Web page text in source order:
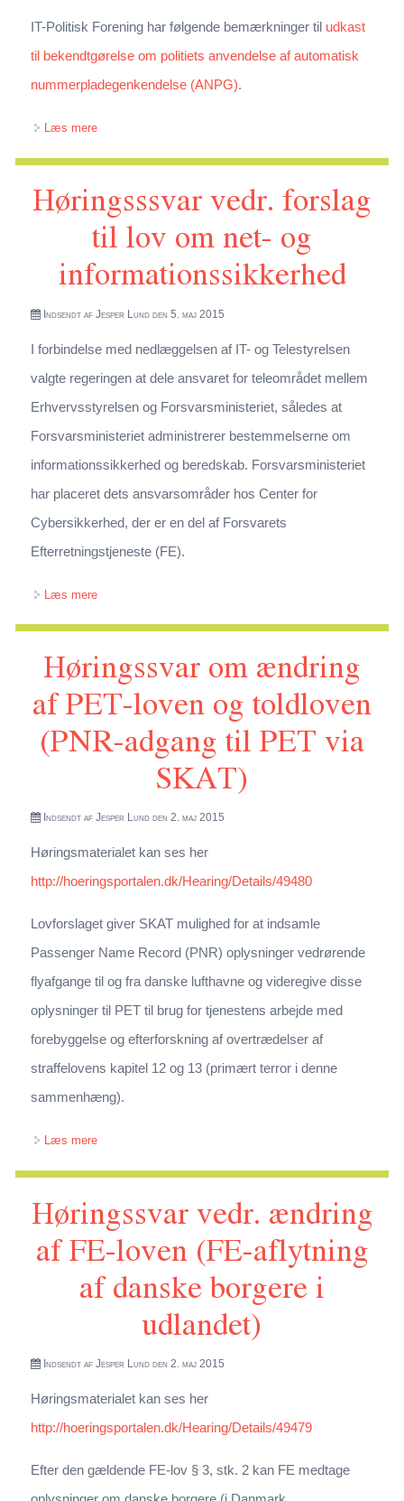
IT-Politisk Forening har følgende bemærkninger til udkast
til bekendtgørelse om politiets anvendelse af automatisk
nummerpladegenkendelse (ANPG).
Læs mereom Høringssvar om udkast til bekendtgørelse om politiets
anvendelse af automatisk nummerpladegenkendelse
Høringsssvar vedr. forslag
til lov om net- og
informationssikkerhed
Indsendt af Jesper Lundden 5. maj 2015
I forbindelse med nedlæggelsen af IT- og Telestyrelsen
valgte regeringen at dele ansvaret for teleområdet mellem
Erhvervsstyrelsen og Forsvarsministeriet, således at
Forsvarsministeriet administrerer bestemmelserne om
informationssikkerhed og beredskab. Forsvarsministeriet
har placeret dets ansvarsområder hos Center for
Cybersikkerhed, der er en del af Forsvarets
Efterretningstjeneste (FE).
Læs mereom Høringsssvar vedr. forslag til lov om net- og
informationssikkerhed
Høringssvar om ændring
af PET-loven og toldloven
(PNR-adgang til PET via
SKAT)
Indsendt af Jesper Lundden 2. maj 2015
Høringsmaterialet kan ses her
http://hoeringsportalen.dk/Hearing/Details/49480
Lovforslaget giver SKAT mulighed for at indsamle
Passenger Name Record (PNR) oplysninger vedrørende
flyafgange til og fra danske lufthavne og videregive disse
oplysninger til PET til brug for tjenestens arbejde med
forebyggelse og efterforskning af overtrædelser af
straffelovens kapitel 12 og 13 (primært terror i denne
sammenhæng).
Læs mereom Høringssvar om ændring af PET-loven og toldloven
(PNR-adgang til PET via SKAT)
Høringssvar vedr. ændring
af FE-loven (FE-aflytning
af danske borgere i
udlandet)
Indsendt af Jesper Lundden 2. maj 2015
Høringsmaterialet kan ses her
http://hoeringsportalen.dk/Hearing/Details/49479
Efter den gældende FE-lov § 3, stk. 2 kan FE medtage